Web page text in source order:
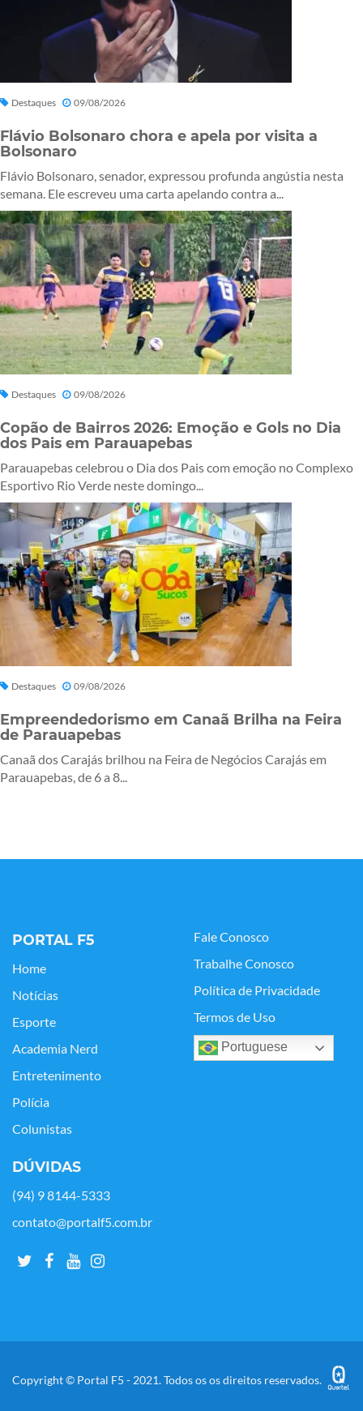
Destaques 09/08/2026
Flávio Bolsonaro chora e apela por visita a
Bolsonaro
Flávio Bolsonaro, senador, expressou profunda angústia nesta
semana. Ele escreveu uma carta apelando contra a...
Destaques 09/08/2026
Copão de Bairros 2026: Emoção e Gols no Dia
dos Pais em Parauapebas
Parauapebas celebrou o Dia dos Pais com emoção no Complexo
Esportivo Rio Verde neste domingo...
Destaques 09/08/2026
Empreendedorismo em Canaã Brilha na Feira
de Parauapebas
Canaã dos Carajás brilhou na Feira de Negócios Carajás em
Parauapebas, de 6 a 8...
PORTAL F5
Home
Notícias
Esporte
Academia Nerd
Entretenimento
Polícia
Colunistas
Fale Conosco
Trabalhe Conosco
Política de Privacidade
Termos de Uso
Portuguese
DÚVIDAS
(94) 9 8144-5333
contato@portalf5.com.br
Copyright © Portal F5 - 2021. Todos os os direitos reservados.